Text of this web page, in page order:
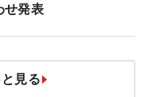
せ発表
見る